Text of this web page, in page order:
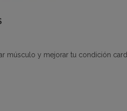
músculo y mejorar tu condición